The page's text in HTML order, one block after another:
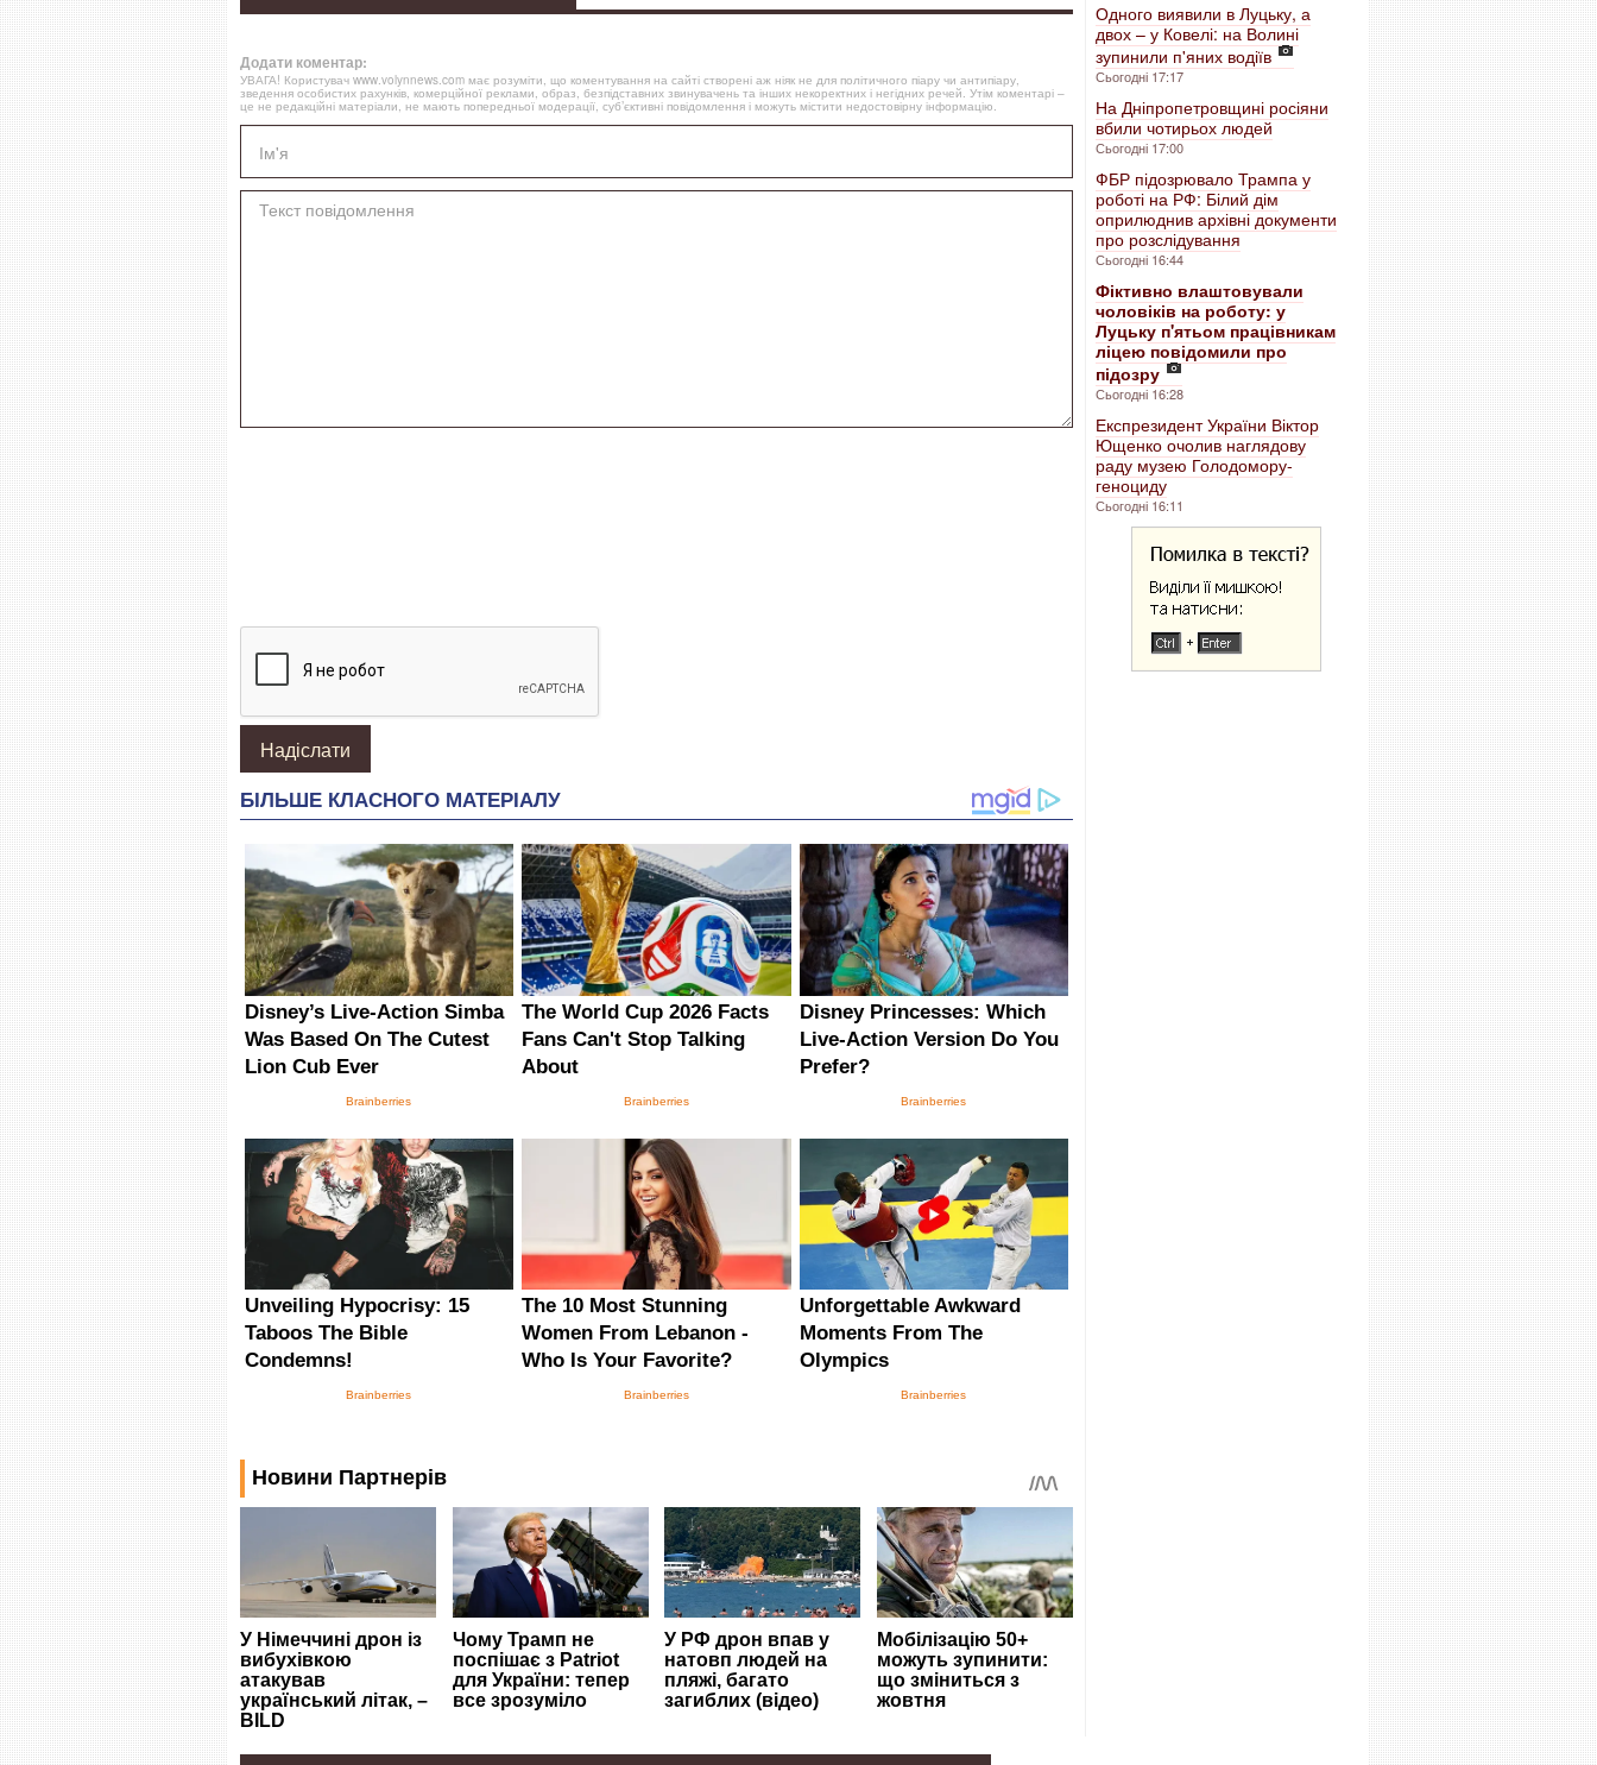
Додати коментар:
УВАГА! Користувач www.volynnews.com має розуміти, що коментування на сайті створені аж ніяк не для політичного піару чи антипіару,
зведення особистих рахунків, комерційної реклами, образ, безпідставних звинувачень та інших некоректних і негідних речей. Утім коментарі –
це не редакційні матеріали, не мають попередньої модерації, суб’єктивні повідомлення і можуть містити недостовірну інформацію.
Одного виявили в Луцьку, а
двох – у Ковелі: на Волині
зупинили п'яних водіїв
Сьогодні 17:17
На Дніпропетровщині росіяни
вбили чотирьох людей
Сьогодні 17:00
ФБР підозрювало Трампа у
роботі на РФ: Білий дім
оприлюднив архівні документи
про розслідування
Сьогодні 16:44
Фіктивно влаштовували
чоловіків на роботу: у
Луцьку п'ятьом працівникам
ліцею повідомили про
підозру
Сьогодні 16:28
Експрезидент України Віктор
Ющенко очолив наглядову
раду музею Голодомору-
геноциду
Сьогодні 16:11